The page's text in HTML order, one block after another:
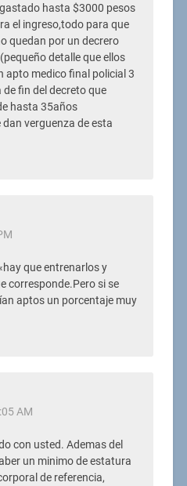
hasta $3000 pesos
el ingreso,todo para que
quedan por un decrero
detalle que ellos
apto medico final policial 3
fin del decreto que
hasta 35años
verguenza de esta
que entrenarlos y
corresponde.Pero si se
aptos un porcentaje muy
AM
con usted. Ademas del
un minimo de estatura
de referencia,